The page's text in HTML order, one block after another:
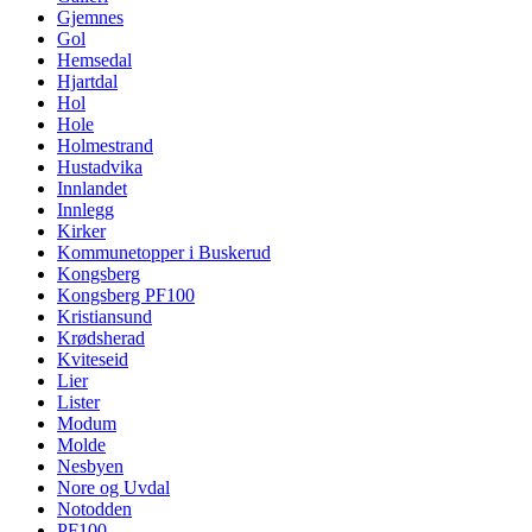
Gjemnes
Gol
Hemsedal
Hjartdal
Hol
Hole
Holmestrand
Hustadvika
Innlandet
Innlegg
Kirker
Kommunetopper i Buskerud
Kongsberg
Kongsberg PF100
Kristiansund
Krødsherad
Kviteseid
Lier
Lister
Modum
Molde
Nesbyen
Nore og Uvdal
Notodden